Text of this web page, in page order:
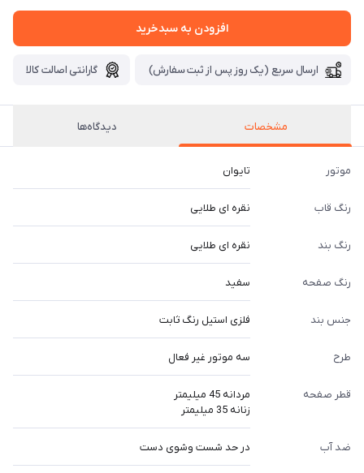
افزودن به سبدخرید
ارسال سریع (یک روز پس از ثبت سفارش) گارانتی اصالت کالا
مشخصات دیدگاه‌ها
موتور تایوان
رنگ قاب نقره ای طلایی
رنگ بند نقره ای طلایی
رنگ صفحه سفید
جنس بند فلزی استیل رنگ ثابت
طرح سه موتور غیر فعال
قطر صفحه
مردانه 45 میلیمتر
زنانه 35 میلیمتر
ضد آب در حد شست وشوی دست